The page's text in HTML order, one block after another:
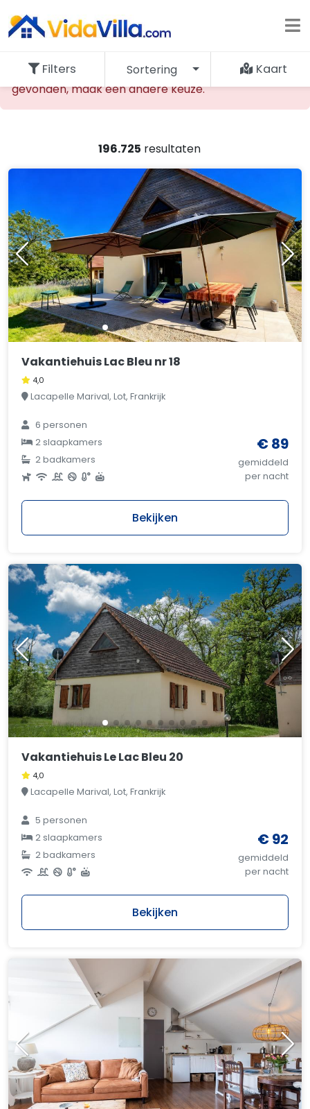
De opgevraagde accommodatie kan niet worden
gevonden, maak een andere keuze.
196.725 resultaten
Filters Sortering Kaart
Vakantiehuis Lac Bleu nr 18
4,0
Lacapelle Marival, Lot, Frankrijk
6 personen
2 slaapkamers
2 badkamers
€ 89
gemiddeld
per nacht
Bekijken
Vakantiehuis Le Lac Bleu 20
4,0
Lacapelle Marival, Lot, Frankrijk
5 personen
2 slaapkamers
2 badkamers
€ 92
gemiddeld
per nacht
Bekijken